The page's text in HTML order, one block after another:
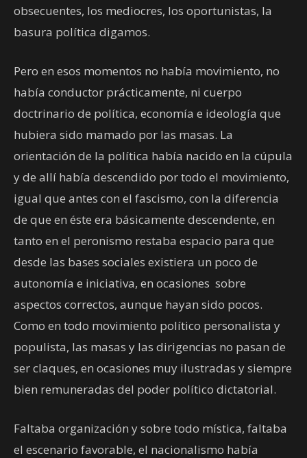
obsecuentes, los mediocres, los oportunistas, la
basura política digamos.
Pero en esos momentos no había movimiento, no
había conductor prácticamente, ni cuerpo
doctrinario de política, economía e ideología que
hubiera sido mamado por las masas. La
orientación de la política había nacido en la cúpula
y de allí había descendido por todo el movimiento,
igual que antes con el fascismo, con la diferencia
de que en éste era básicamente descendente, en
tanto en el peronismo restaba espacio para que
desde las bases sociales existiera un poco de
autonomía e iniciativa, en ocasiones sobre
aspectos correctos, aunque hayan sido pocos.
Como en todo movimiento político personalista y
populista, las masas y las dirigencias no pasan de
ser claques, en ocasiones muy ilustradas y siempre
bien remuneradas del poder político dictatorial.
Faltaba organización y sobre todo mística, faltaba
el escenario favorable, el nacionalismo había